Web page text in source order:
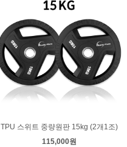
TPU 스위트 중량원판 15kg (2개1조)
115,000원